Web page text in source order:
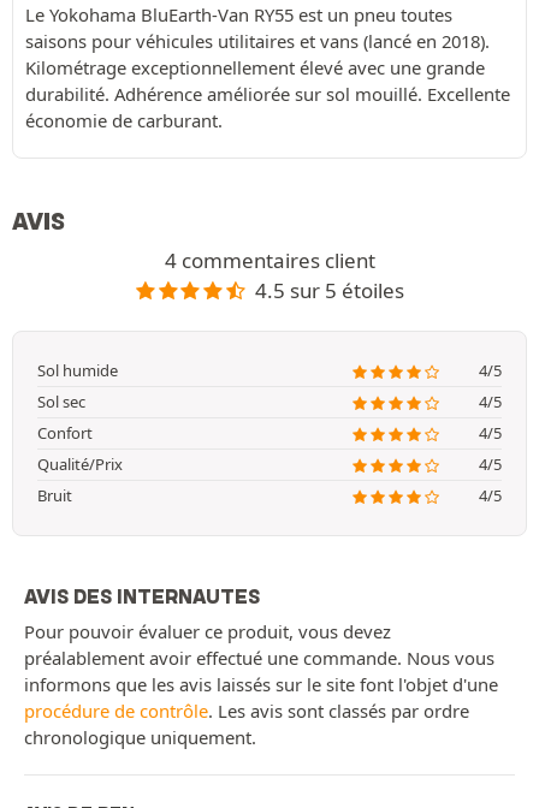
Le Yokohama BluEarth-Van RY55 est un pneu toutes
saisons pour véhicules utilitaires et vans (lancé en 2018).
Kilométrage exceptionnellement élevé avec une grande
durabilité. Adhérence améliorée sur sol mouillé. Excellente
économie de carburant.
AVIS
4 commentaires client
4.5 sur 5 étoiles
Sol humide
4/5
Sol sec
4/5
Confort
4/5
Qualité/Prix
4/5
Bruit
4/5
AVIS DES INTERNAUTES
Pour pouvoir évaluer ce produit, vous devez
préalablement avoir effectué une commande. Nous vous
informons que les avis laissés sur le site font l'objet d'une
procédure de contrôle. Les avis sont classés par ordre
chronologique uniquement.